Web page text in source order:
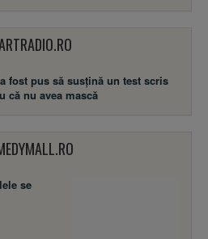
fost pus să susţină un test scris
că nu avea mască
se